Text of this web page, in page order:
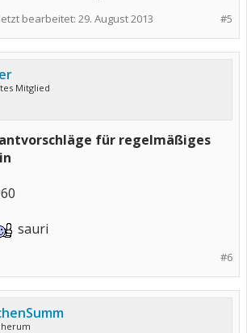
#5
bearbeitet: 29. August 2013
Mitglied
für regelmäßiges
sauri
#6